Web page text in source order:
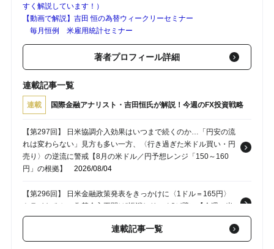
すく解説しています！）
【動画で解説】吉田 恒の為替ウィークリーセミナー
毎月恒例 米雇用統計セミナー
著者プロフィール詳細
連載記事一覧
連載 国際金融アナリスト・吉田恒氏が解説！今週のFX投資戦略
【第297回】 日米協調介入効果はいつまで続くのか…「円安の流
れは変わらない」見方も多い一方、〈行き過ぎた米ドル買い・円
売り〉の逆流に警戒【8月の米ドル／円予想レンジ「150～160
円」の根拠】
2026/08/04
【第296回】 日米金融政策発表をきっかけに〈1ドル＝165円〉
トライなるか…為替介入再開は“帳消しリスク”が壁に【今週の米
ドル／円予想レンジ「160～165円」の根拠】2026/07/28
【第295回】 原油高でも〈有事のドル買い〉でもない…論理的説
連載記事一覧